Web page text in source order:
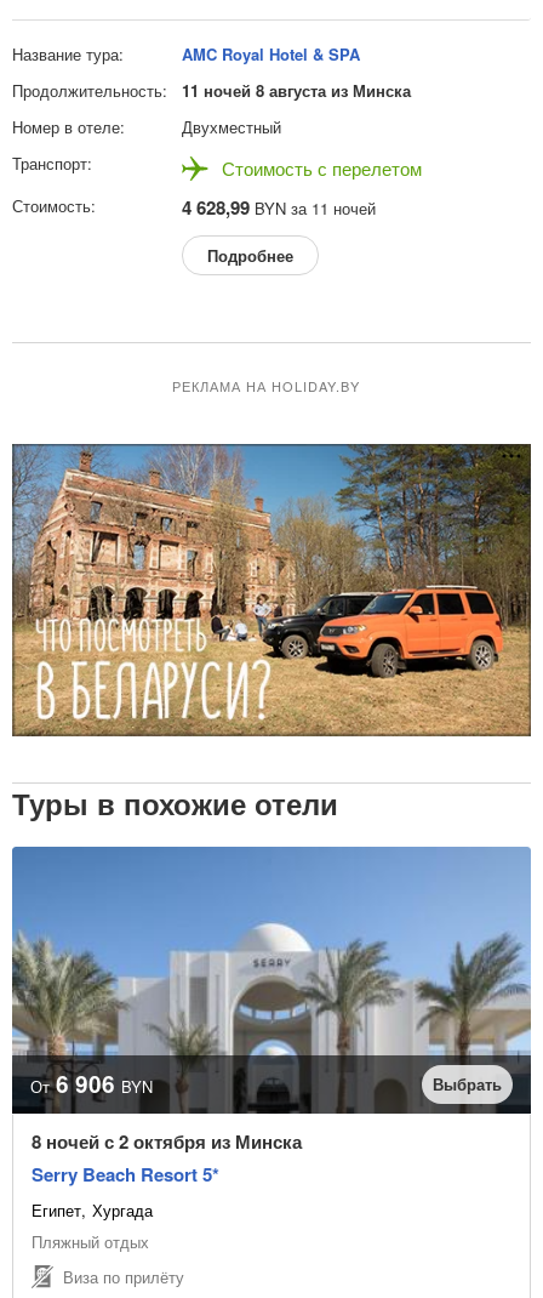
AMC Royal Hotel & SPA
11 ночей 8 августа из Минска
Двухместный
Стоимость с перелетом
4 628,99 BYN за 11 ночей
Подробнее
РЕКЛАМА НА HOLIDAY.BY
Туры в похожие отели
От 6 906 BYN Выбрать
8 ночей с 2 октября из Минска
Serry Beach Resort 5*
Египет Хургада
Пляжный отдых
Виза по прилёту